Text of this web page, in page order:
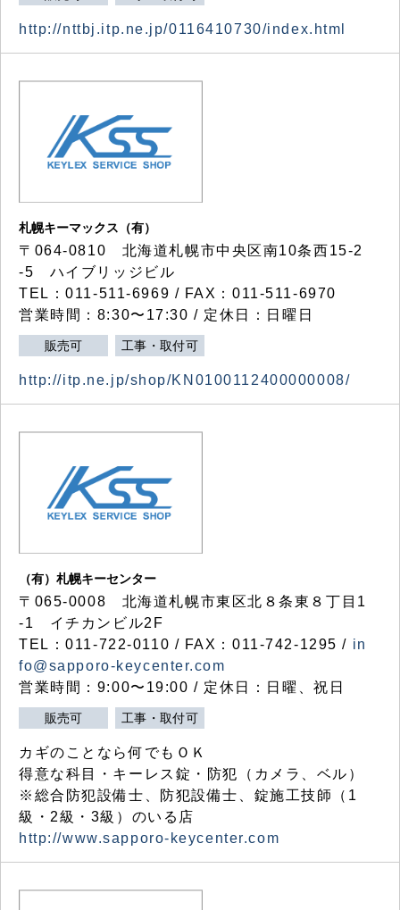
http://nttbj.itp.ne.jp/0116410730/index.html
札幌キーマックス（有）
〒064-0810 北海道札幌市中央区南10条西15-2
-5 ハイブリッジビル
TEL：011-511-6969 / FAX：011-511-6970
営業時間：8:30〜17:30 / 定休日：日曜日
販売可 工事・取付可
http://itp.ne.jp/shop/KN0100112400000008/
（有）札幌キーセンター
〒065-0008 北海道札幌市東区北８条東８丁目1
-1 イチカンビル2F
TEL：011-722-0110 / FAX：011-742-1295 / in
fo@sapporo-keycenter.com
営業時間：9:00〜19:00 / 定休日：日曜、祝日
販売可 工事・取付可
カギのことなら何でもＯＫ
得意な科目・キーレス錠・防犯（カメラ、ベル）
※総合防犯設備士、防犯設備士、錠施工技師（1
級・2級・3級）のいる店
http://www.sapporo-keycenter.com